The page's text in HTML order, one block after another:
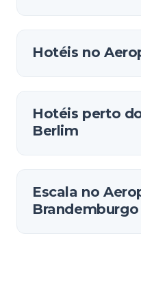
Hotéis no
Hotéis perto
Berlim
Escala no
Brandemburgo